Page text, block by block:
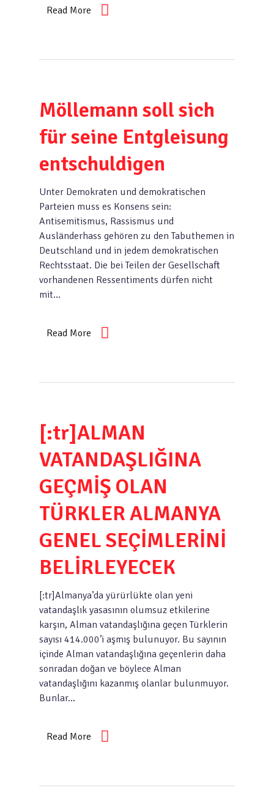
Read More
Möllemann soll sich
für seine Entgleisung
entschuldigen
Unter Demokraten und demokratischen
Parteien muss es Konsens sein:
Antisemitismus, Rassismus und
Ausländerhass gehören zu den Tabuthemen in
Deutschland und in jedem demokratischen
Rechtsstaat. Die bei Teilen der Gesellschaft
vorhandenen Ressentiments dürfen nicht
mit…
Read More
[:tr]ALMAN
VATANDAŞLIĞINA
GEÇMİŞ OLAN
TÜRKLER ALMANYA
GENEL SEÇİMLERİNİ
BELİRLEYECEK
[:tr]Almanya’da yürürlükte olan yeni
vatandaşlık yasasının olumsuz etkilerine
karşın, Alman vatandaşlığına geçen Türklerin
sayısı 414.000’i aşmış bulunuyor. Bu sayının
içinde Alman vatandaşlığına geçenlerin daha
sonradan doğan ve böylece Alman
vatandaşlığını kazanmış olanlar bulunmuyor.
Bunlar…
Read More